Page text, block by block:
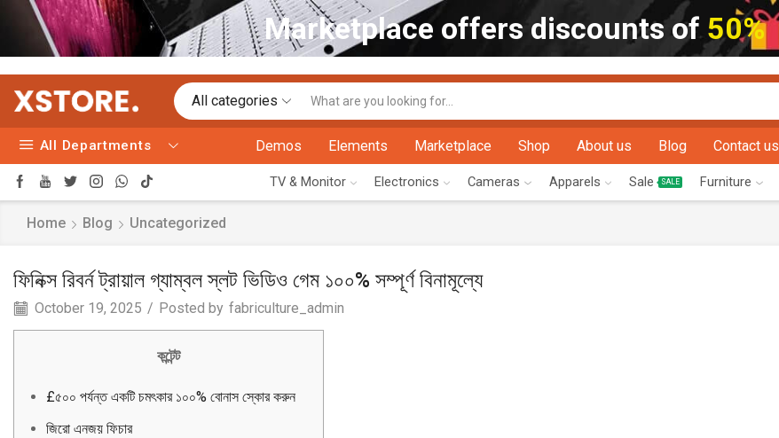
Marketplace offers discounts of50%
All categories
All Departments Demos Elements Marketplace Shop About us Blog Contact us
TV & Monitor Electronics Cameras Apparels Sale SALE Furniture
Home Blog Uncategorized
ফিনিক্স রিবর্ন ট্রায়াল গ্যাম্বল স্লট ভিডিও গেম ১০০% সম্পূর্ণ বিনামূল্যে
October 19, 2025 / Posted by fabriculture_admin
কন্টেন্ট
£৫০০ পর্যন্ত একটি চমৎকার ১০০% বোনাস স্কোর করুন
জিরো এনজয় ফিচার